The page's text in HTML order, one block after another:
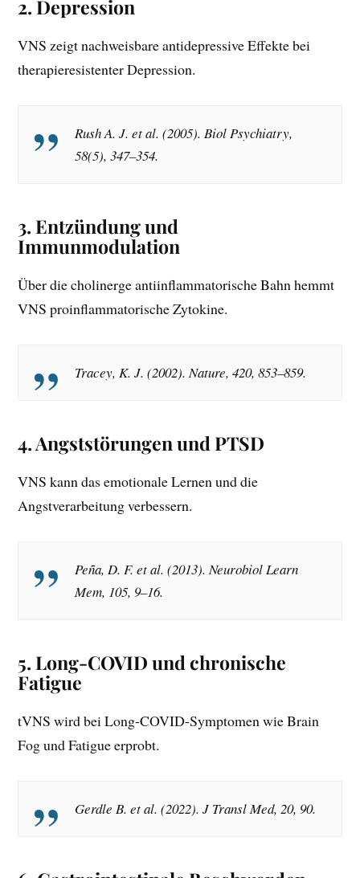
2.Depression
VNS zeigt nachweisbare antidepressive Effekte bei
therapieresistenter Depression.
Rush A. J. et al. (2005).Biol Psychiatry,
58(5), 347–354.
3.Entzündung und
Immunmodulation
Über die cholinerge antiinflammatorische Bahn hemmt
VNS proinflammatorische Zytokine.
Tracey, K. J. (2002).Nature, 420, 853–859.
4.Angststörungen und PTSD
VNS kann das emotionale Lernen und die
Angstverarbeitung verbessern.
Peña, D. F. et al. (2013).Neurobiol Learn
Mem, 105, 9–16.
5.Long-COVID und chronische
Fatigue
tVNS wird bei Long-COVID-Symptomen wie Brain
Fog und Fatigue erprobt.
Gerdle B. et al. (2022).J Transl Med, 20, 90.